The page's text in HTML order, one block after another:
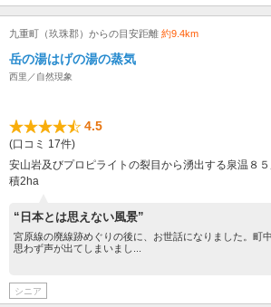
九重町（玖珠郡）からの目安距離 約9.4km
岳の湯はげの湯の蒸気
西里／自然現象
4.5
(口コミ 17件)
安山岩及びプロピライトの裂目から湧出する泉温８
積2ha
“日本とは思えない風景”
宮原線の廃線跡めぐりの後に、お世話になりました。町
思わず声が出てしまいまし...
シニア